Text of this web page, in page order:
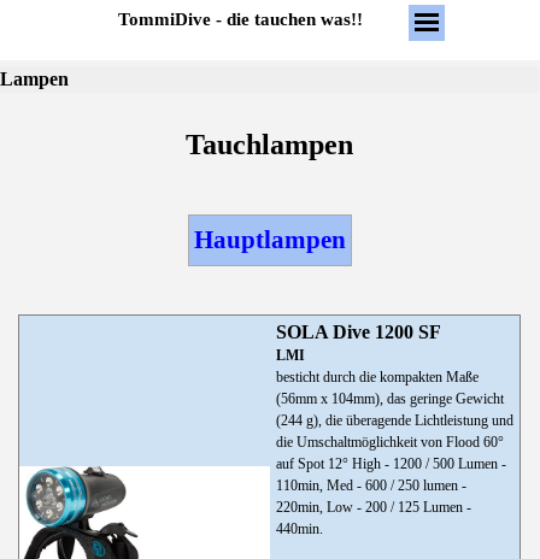
TommiDive - die tauchen was!!
Lampen
Tauchlampen
Hauptlampen
SOLA Dive 1200 SF
LMI
besticht durch die kompakten Maße
(56mm x 104mm), das geringe Gewicht
(244 g), die überagende Lichtleistung und
die Umschaltmöglichkeit von Flood 60°
auf Spot 12° High - 1200 / 500 Lumen -
110min, Med - 600 / 250 lumen -
220min, Low - 200 / 125 Lumen -
440min.